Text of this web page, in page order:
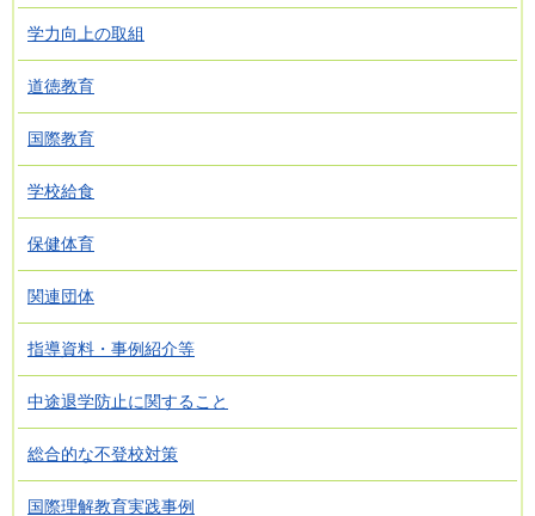
学力向上の取組
道徳教育
国際教育
学校給食
保健体育
関連団体
指導資料・事例紹介等
中途退学防止に関すること
総合的な不登校対策
国際理解教育実践事例